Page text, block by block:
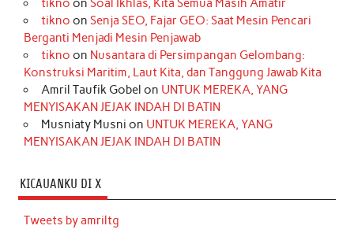
tikno on Soal Ikhlas, Kita Semua Masih Amatir
tikno on Senja SEO, Fajar GEO: Saat Mesin Pencari
Berganti Menjadi Mesin Penjawab
tikno on Nusantara di Persimpangan Gelombang:
Konstruksi Maritim, Laut Kita, dan Tanggung Jawab Kita
Amril Taufik Gobel on UNTUK MEREKA, YANG
MENYISAKAN JEJAK INDAH DI BATIN
Musniaty Musni on UNTUK MEREKA, YANG
MENYISAKAN JEJAK INDAH DI BATIN
KICAUANKU DI X
Tweets by amriltg